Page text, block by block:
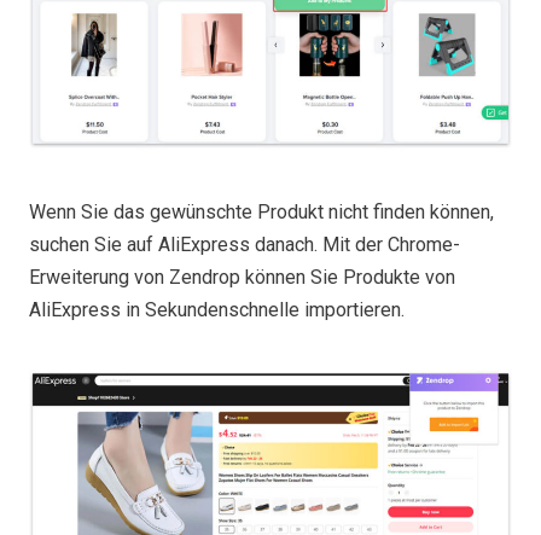
Wenn Sie das gewünschte Produkt nicht finden können,
suchen Sie auf AliExpress danach. Mit der Chrome-
Erweiterung von Zendrop können Sie Produkte von
AliExpress in Sekundenschnelle importieren.